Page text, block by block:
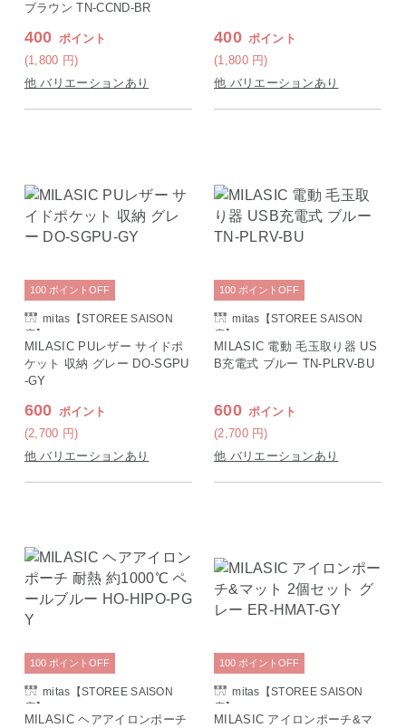
ブラウン TN-CCND-BR
400 ポイント
(1,800 円)
他 バリエーションあり
400 ポイント
(1,800 円)
他 バリエーションあり
mitas【STOREE SAISON
店】
MILASIC PUレザー サイドポ
ケット 収納 グレー DO-SGPU
-GY
600 ポイント
(2,700 円)
100 ポイント OFF
他 バリエーションあり
mitas【STOREE SAISON
店】
MILASIC 電動 毛玉取り器 US
B充電式 ブルー TN-PLRV-BU
600 ポイント
(2,700 円)
100 ポイント OFF
他 バリエーションあり
mitas【STOREE SAISON
店】
MILASIC ヘアアイロンポーチ
100 ポイント OFF
mitas【STOREE SAISON
店】
MILASIC アイロンポーチ&マ
100 ポイント OFF